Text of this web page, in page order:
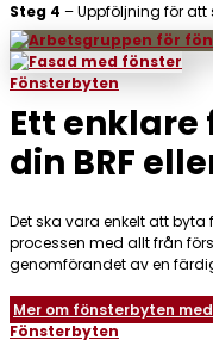
Steg 4 –Uppföljning för
Fönsterbyten
Ett
din BRF
Det ska vara enkelt att
processen med allt från
genomförandet av en
Mer om fönsterbyten
Fönsterbyten